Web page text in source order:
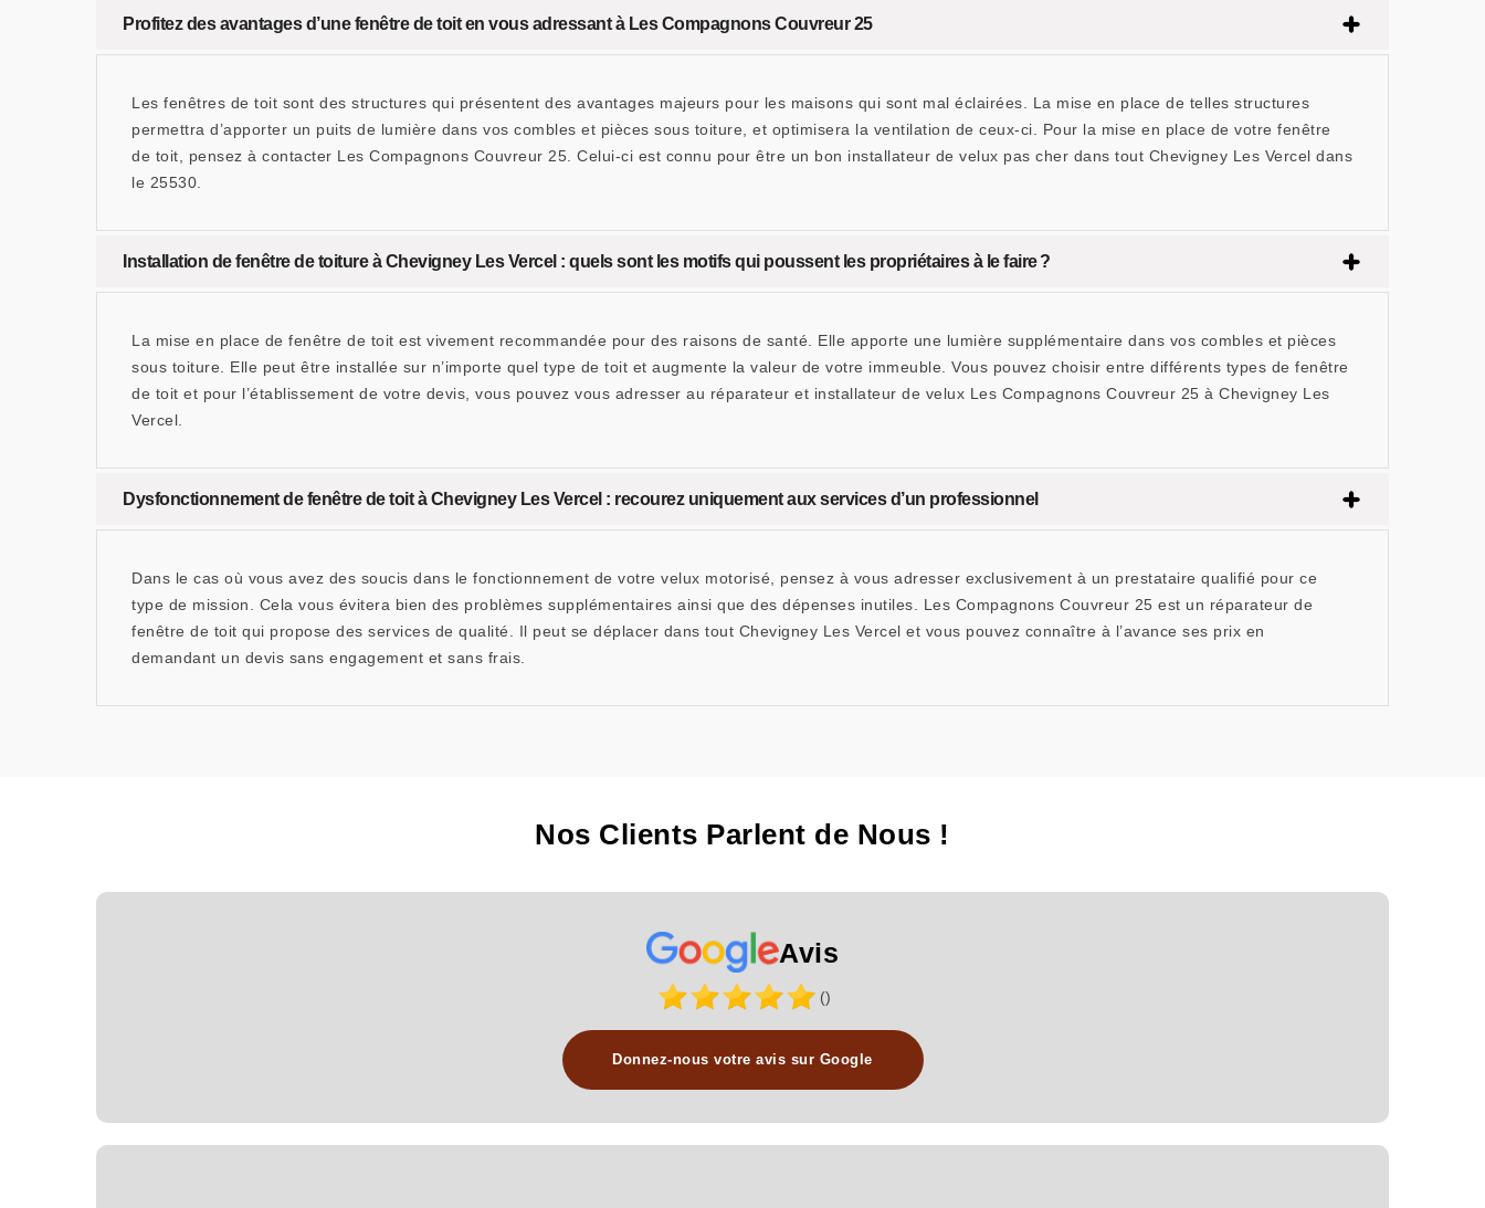
Profitez des avantages d’une fenêtre de toit en vous adressant à Les Compagnons Couvreur 25
Les fenêtres de toit sont des structures qui présentent des avantages majeurs pour les maisons qui sont mal éclairées. La mise en place de telles structures
permettra d’apporter un puits de lumière dans vos combles et pièces sous toiture, et optimisera la ventilation de ceux-ci. Pour la mise en place de votre fenêtre
de toit, pensez à contacter Les Compagnons Couvreur 25. Celui-ci est connu pour être un bon installateur de velux pas cher dans tout Chevigney Les Vercel dans
le 25530.
Installation de fenêtre de toiture à Chevigney Les Vercel : quels sont les motifs qui poussent les propriétaires à le faire ?
La mise en place de fenêtre de toit est vivement recommandée pour des raisons de santé. Elle apporte une lumière supplémentaire dans vos combles et pièces
sous toiture. Elle peut être installée sur n’importe quel type de toit et augmente la valeur de votre immeuble. Vous pouvez choisir entre différents types de fenêtre
de toit et pour l’établissement de votre devis, vous pouvez vous adresser au réparateur et installateur de velux Les Compagnons Couvreur 25 à Chevigney Les
Vercel.
Dysfonctionnement de fenêtre de toit à Chevigney Les Vercel : recourez uniquement aux services d’un professionnel
Dans le cas où vous avez des soucis dans le fonctionnement de votre velux motorisé, pensez à vous adresser exclusivement à un prestataire qualifié pour ce
type de mission. Cela vous évitera bien des problèmes supplémentaires ainsi que des dépenses inutiles. Les Compagnons Couvreur 25 est un réparateur de
fenêtre de toit qui propose des services de qualité. Il peut se déplacer dans tout Chevigney Les Vercel et vous pouvez connaître à l’avance ses prix en
demandant un devis sans engagement et sans frais.
Nos Clients Parlent de Nous !
Avis
()
Donnez-nous votre avis sur Google